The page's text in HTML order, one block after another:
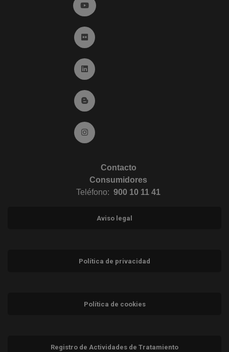
Ir a YouTube (abre en ventana nueva)
Ir a Flickr (abre en ventana nueva)
Ir a Linkedin (abre en ventana nueva)
Ir al Blog (abre en ventana nueva)
Ir a Instagram (abre en ventana nueva)
Contacto
Consumidores
Teléfono: 900 10 11 41
Aviso legal
Política de privacidad
Política de cookies
Registro de Actividades de Tratamiento